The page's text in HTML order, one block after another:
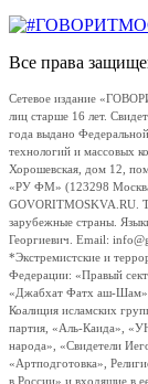
Все права
Сетевое издание
лиц старше 16 лет.
года выдано
технологий и массовых
Хорошевская, дом 12,
«РУ ФМ» (123298
GOVORITMOSKVA.RU.
зарубежные страны.
Георгиевич. Email:
*Экстремистские и
Федерации: «Правый
«Джабхат Фатх аш-Шам»
Коалиция исламских
партия, «Аль-Каида»,
народа», «Свидетели
«Артподготовка»,
в России» и входящие в